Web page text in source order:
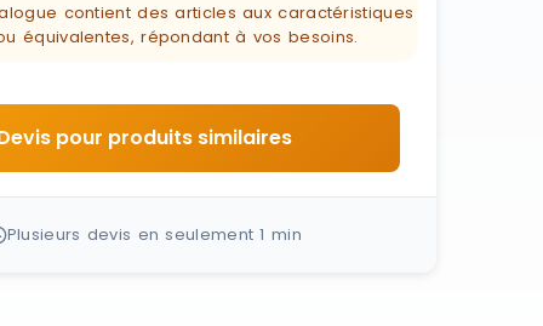
contient des articles aux caractéristiques
équivalentes, répondant à vos besoins.
pour produits similaires
Plusieurs devis en seulement 1 min